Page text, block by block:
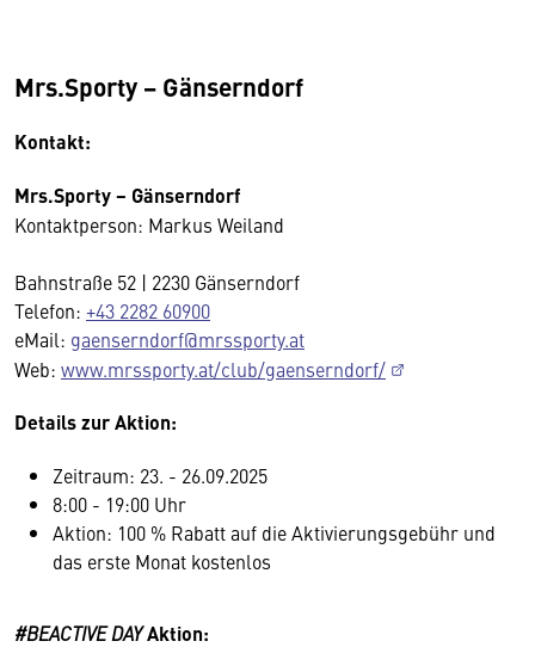
Mrs.Sporty − Gänserndorf
Kontakt:
Mrs.Sporty − Gänserndorf
Kontaktperson: Markus Weiland
Bahnstraße 52 | 2230 Gänserndorf
Telefon: +43 2282 60900
eMail: gaenserndorf@mrssporty.at
Web: www.mrssporty.at/club/gaenserndorf/
Details zur Aktion:
Zeitraum: 23. - 26.09.2025
8:00 - 19:00 Uhr
Aktion: 100 % Rabatt auf die Aktivierungsgebühr und
das erste Monat kostenlos
#BEACTIVE DAYAktion: